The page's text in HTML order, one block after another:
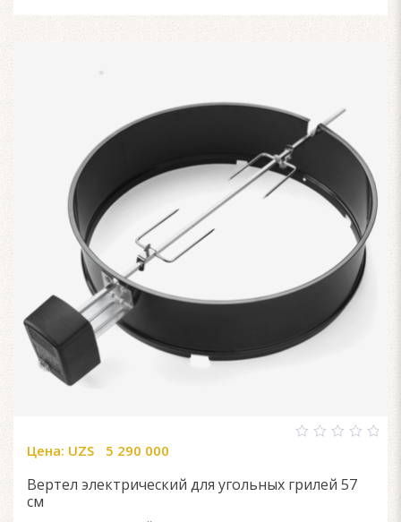
5
Цена: UZS 5 290 000
Вертел электрический для угольных грилей 57
см